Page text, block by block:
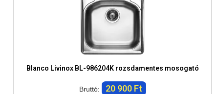
Blanco Livinox BL-986204K rozsdamentes mosogató
Bruttó: 20 900 Ft